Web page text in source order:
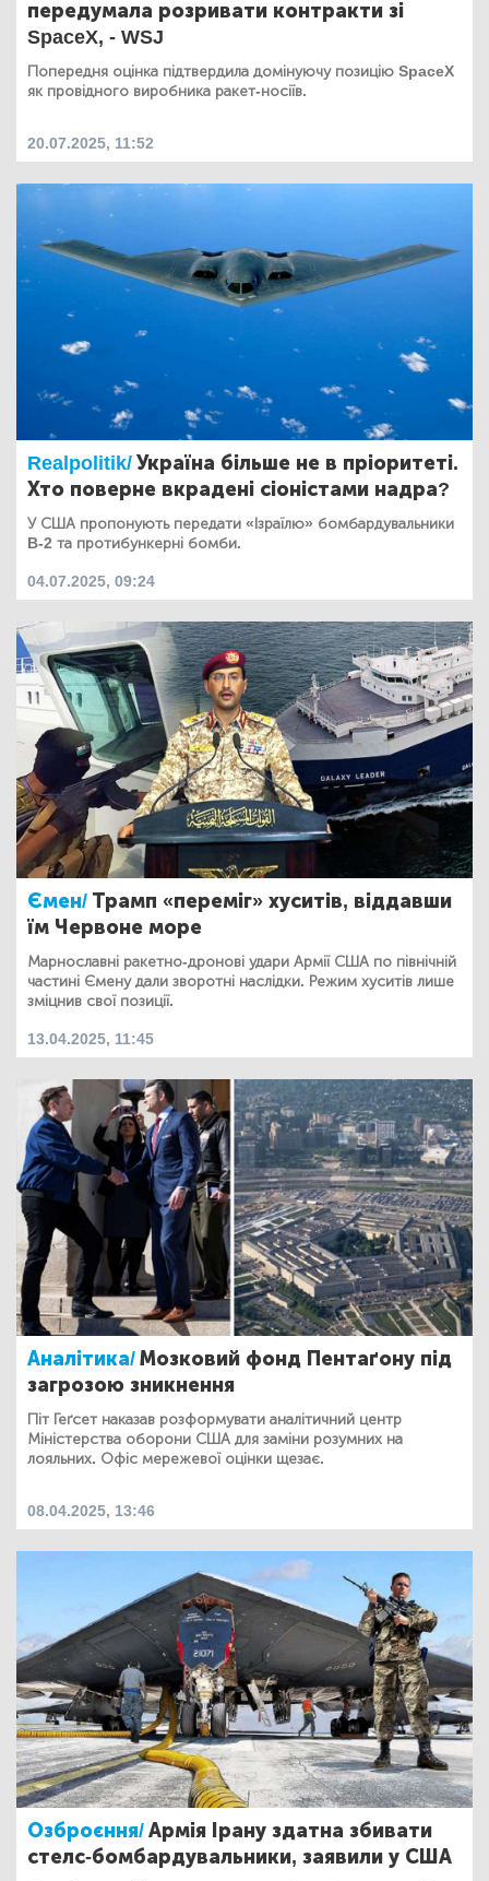
передумала розривати контракти зі
SpaceX, - WSJ
Попередня оцінка підтвердила домінуючу позицію SpaceX
як провідного виробника ракет-носіїв.
20.07.2025, 11:52
Realpolitik/Україна більше не в пріоритеті.
Хто поверне вкрадені сіоністами надра?
У США пропонують передати «Ізраїлю» бомбардувальники
B-2 та протибункерні бомби.
04.07.2025, 09:24
Ємен/ Трамп «переміг» хуситів, віддавши
їм Червоне море
Марнославні ракетно-дронові удари Армії США по північній
частині Ємену дали зворотні наслідки. Режим хуситів лише
зміцнив свої позиції.
13.04.2025, 11:45
Аналітика/Мозковий фонд Пентаґону під
загрозою зникнення
Піт Геґсет наказав розформувати аналітичний центр
Міністерства оборони США для заміни розумних на
лояльних. Офіс мережевої оцінки щезає.
08.04.2025, 13:46
Озброєння/Армія Ірану здатна збивати
стелс-бомбардувальники, заявили у США